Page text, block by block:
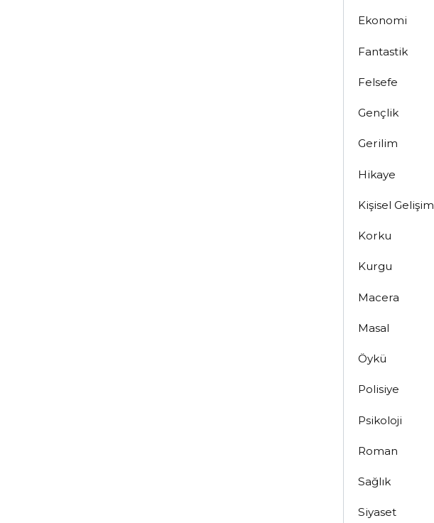
Ekonomi
Fantastik
Felsefe
Gençlik
Gerilim
Hikaye
Kişisel Gelişim
Korku
Kurgu
Macera
Masal
Öykü
Polisiye
Psikoloji
Roman
Sağlık
Siyaset